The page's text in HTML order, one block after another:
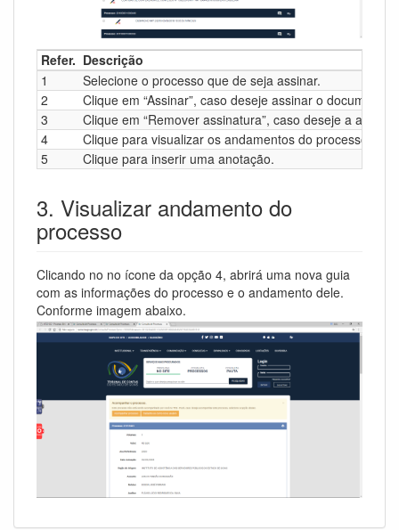
Refer. Descrição
1
Selecione o processo que de seja assinar.
2
Clique em “Assinar”, caso deseje assinar o documento.
3
Clique em “Remover assinatura”, caso deseje a
4
Clique para visualizar os andamentos do processo.
5
Clique para inserir uma anotação.
3. Visualizar andamento do
processo
Clicando no no ícone da opção 4, abrirá uma nova guia
com as informações do processo e o andamento dele.
Conforme imagem abaixo.